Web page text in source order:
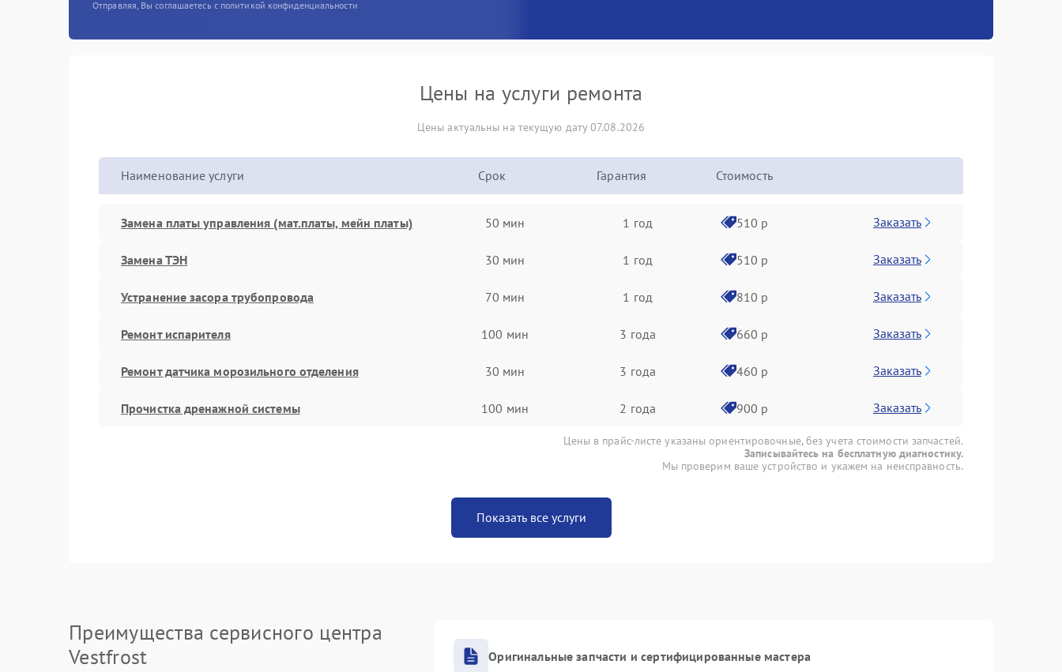
Отправляя, Вы соглашаетесь с политикой конфиденциальности
Цены на услуги ремонта
Цены актуальны на текущую дату 07.08.2026
Наименование услуги Срок Гарантия Стоимость
Замена платы управления (мат.платы, мейн платы) 50 мин 1 год 510 р Заказать
Замена ТЭН 30 мин 1 год 510 р Заказать
Устранение засора трубопровода 70 мин 1 год 810 р Заказать
Ремонт испарителя 100 мин 3 года 660 р Заказать
Ремонт датчика морозильного отделения 30 мин 3 года 460 р Заказать
Прочистка дренажной системы 100 мин 2 года 900 р Заказать
Цены в прайс-листе указаны ориентировочные, без учета стоимости запчастей.
Записывайтесь на бесплатную диагностику.
Мы проверим ваше устройство и укажем на неисправность.
Показать все услуги
Преимущества сервисного центра
Vestfrost
Оригинальные запчасти и сертифицированные мастера